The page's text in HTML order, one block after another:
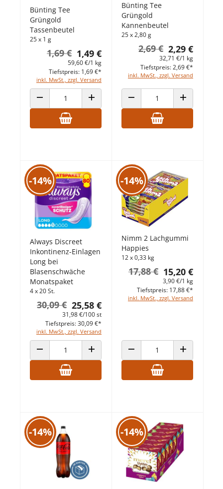
Bünting Tee
Grüngold
Tassenbeutel
25 x 1 g
1,49 €
1,69 €
59,60 €/1 kg
inkl. MwSt., zzgl. Versand
Tiefstpreis: 1,69 €*
ANZAHL VERRINGERNANZAHL ERHÖHEN
Bünting Tee
Grüngold
Kannenbeutel
25 x 2,80 g
2,29 €
2,69 €
32,71 €/1 kg
inkl. MwSt., zzgl. Versand
Tiefstpreis: 2,69 €*
ANZAHL VERRINGERNANZAHL
-14%
Always Discreet
Inkontinenz-Einlagen
Long bei
Blasenschwäche
Monatspaket
4 x 20 St.
25,58 €
30,09 €
31,98 €/100 st
inkl. MwSt., zzgl. Versand
Tiefstpreis: 30,09 €*
ANZAHL VERRINGERNANZAHL ERHÖHEN
-14%
Nimm 2 Lachgummi
Happies
12 x 0,33 kg
15,20 €
17,88 €
3,90 €/1 kg
inkl. MwSt., zzgl. Versand
Tiefstpreis: 17,88 €*
ANZAHL VERRINGERNANZAHL
-14% -14%